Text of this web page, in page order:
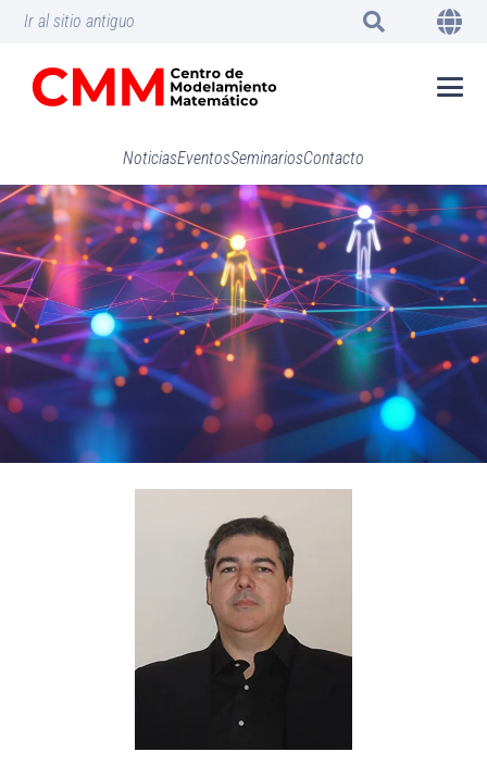
Ir al sitio antiguo
NoticiasEventosSeminariosContacto